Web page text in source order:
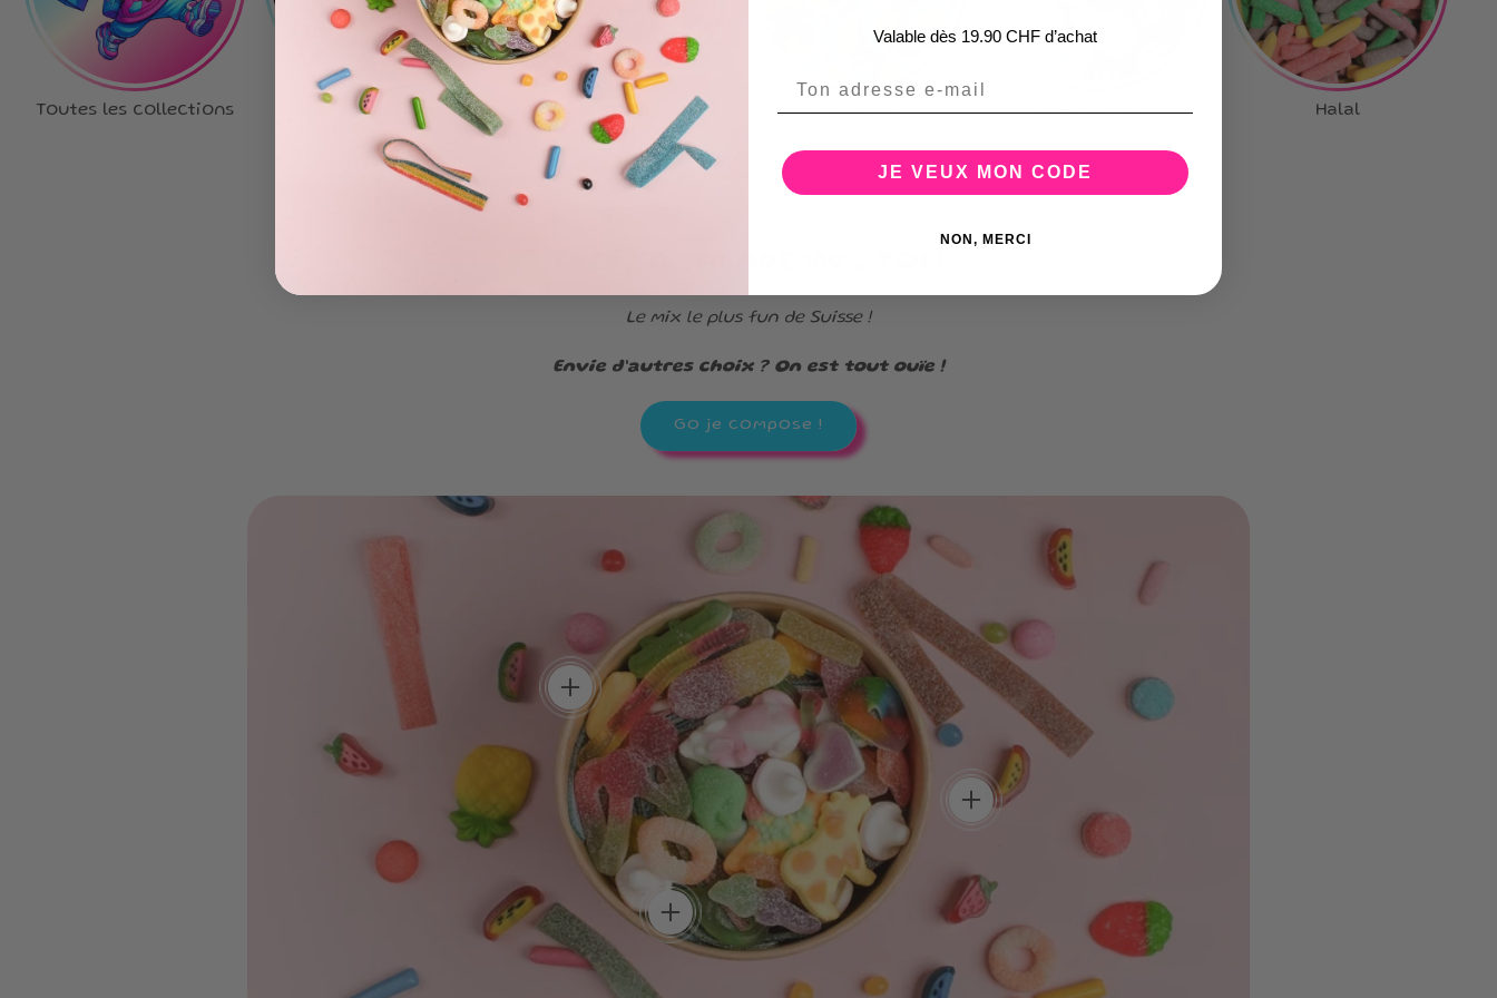
Toutes les collections Les nouveautés Vrac Acidulés Vrac Lisses Chewing-gum Halal
Le mix le plus fun de Suisse !
Envie d’autres choix ? On est tout ouïe !
Go je compose !
add
Choisis chaque bonbon, crée la box
add
Plein de goûts, zéro
routine !
Un mélange unique pour
découvrir de nouvelles
saveurs à chaque bouchée.
add
Un max de couleurs, un
max de saveurs !
Une box aussi belle à regarder que
délicieuse à dévorer.
Valable dès 19.90 CHF d’achat
JE VEUX MON CODE
NON, MERCI